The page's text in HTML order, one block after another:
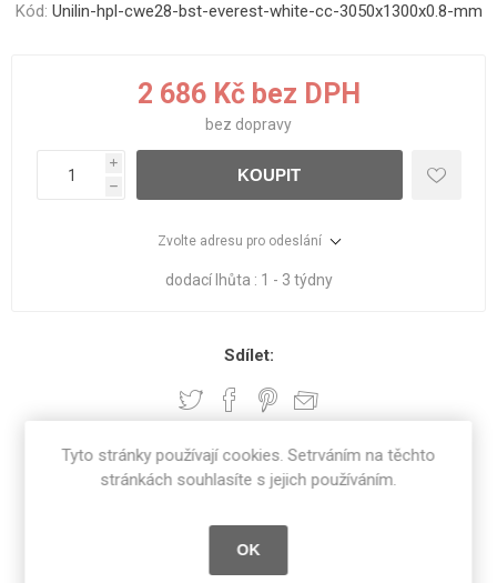
Kód: Unilin-hpl-cwe28-bst-everest-white-cc-3050x1300x0.8-mm
2 686 Kč bez DPH
bez dopravy
i
h
KOUPIT
Zvolte adresu pro odeslání
dodací lhůta : 1 - 3 týdny
Sdílet:
SPECIFIKACE PRODUKTU
RECENZE
Tyto stránky používají cookies. Setrváním na těchto
stránkách souhlasíte s jejich používáním.
OK